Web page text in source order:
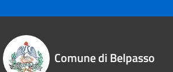
Comune di Belpasso